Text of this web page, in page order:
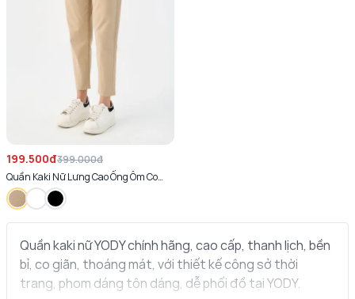
199.500đ399.000đ
Quần Kaki Nữ Lưng Cao Ống Ôm Co
Giãn Nhẹ
Quần kaki nữ YODY chính hãng, cao cấp, thanh lịch, bền
bỉ, co giãn, thoáng mát, với thiết kế công sở thời
trang, phom dáng tôn dáng, dễ phối đồ tại YODY.